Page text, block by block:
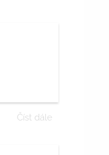
Číst dále